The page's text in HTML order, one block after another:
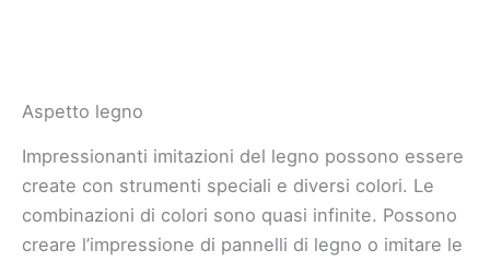
Aspetto legno
Impressionanti imitazioni del legno possono essere
create con strumenti speciali e diversi colori. Le
combinazioni di colori sono quasi infinite. Possono
creare l’impressione di pannelli di legno o imitare le